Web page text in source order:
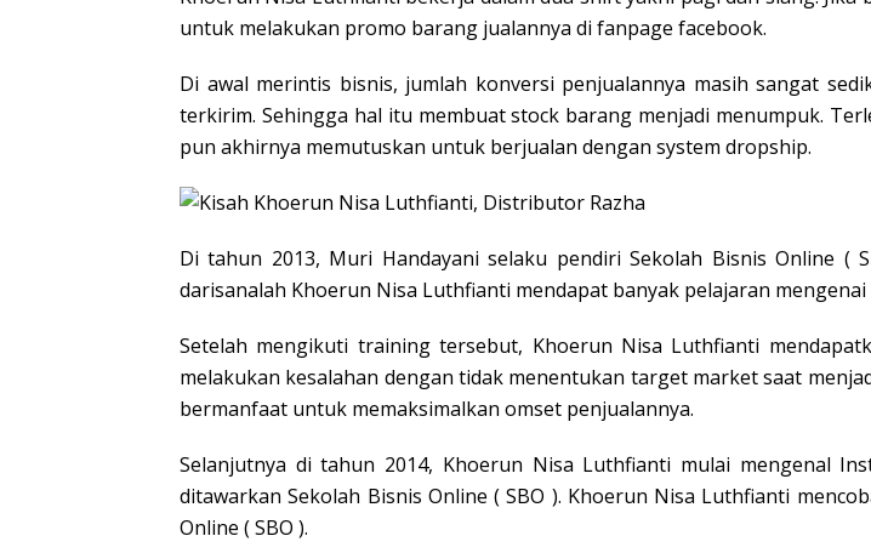
untuk melakukan promo barang jualannya di fanpage facebook.
Di awal merintis bisnis, jumlah konversi penjualannya masih sangat
terkirim. Sehingga hal itu membuat stock barang menjadi menumpuk.
pun akhirnya memutuskan untuk berjualan dengan system dropship.
Di tahun 2013, Muri Handayani selaku pendiri Sekolah Bisnis Online
darisanalah Khoerun Nisa Luthfianti mendapat banyak pelajaran
Setelah mengikuti training tersebut, Khoerun Nisa Luthfianti
melakukan kesalahan dengan tidak menentukan target market saat
bermanfaat untuk memaksimalkan omset penjualannya.
Selanjutnya di tahun 2014, Khoerun Nisa Luthfianti mulai mengenal
ditawarkan Sekolah Bisnis Online ( SBO ). Khoerun Nisa Luthfianti
Online ( SBO ).